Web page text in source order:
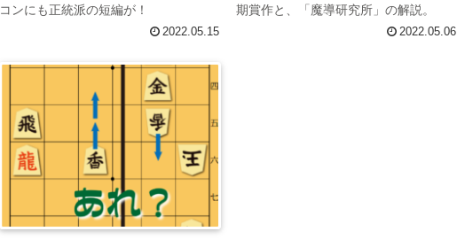
コンにも正統派の短編が！
2022.05.15
期賞作と、「魔導研究所」の解説。
2022.05.06